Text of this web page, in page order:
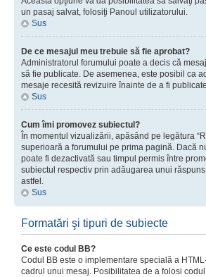
un pasaj salvat, folosiţi Panoul utilizatorului.
Sus
De ce mesajul meu trebuie să fie aprobat?
Administratorul forumului poate a decis că
să fie publicate. De asemenea, este posibil ca
mesaje recesită revizuire înainte de a fi
Sus
Cum îmi promovez subiectul?
În momentul vizualizării, apăsând pe legătura
superioară a forumului pe prima pagină. Dacă
poate fi dezactivată sau timpul permis între
subiectul respectiv prin adăugarea unui
astfel.
Sus
Formatări şi tipuri de subiecte
Ce este codul BB?
Codul BB este o implementare specială a
cadrul unui mesaj. Posibilitatea de a folosi